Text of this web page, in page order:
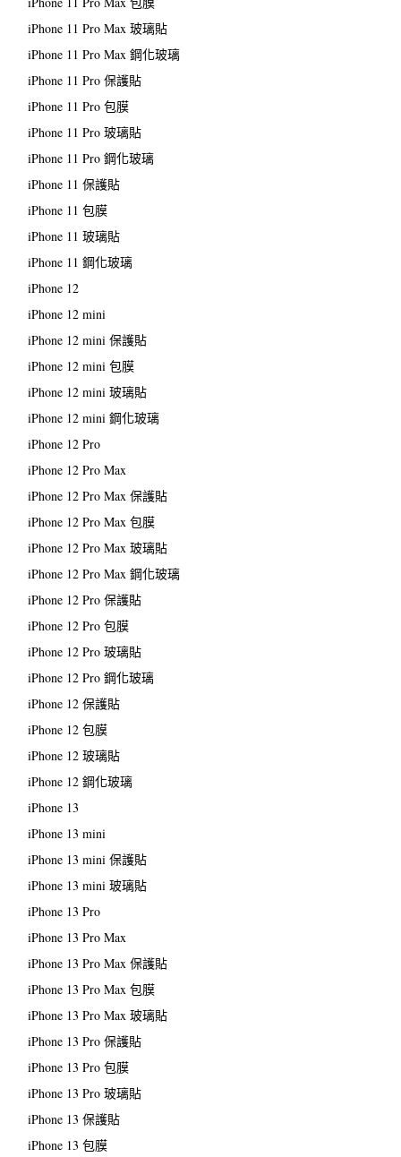
iPhone 11 Pro Max 玻璃貼
iPhone 11 Pro Max 鋼化玻璃
iPhone 11 Pro 保護貼
iPhone 11 Pro 包膜
iPhone 11 Pro 玻璃貼
iPhone 11 Pro 鋼化玻璃
iPhone 11 保護貼
iPhone 11 包膜
iPhone 11 玻璃貼
iPhone 11 鋼化玻璃
iPhone 12
iPhone 12 mini
iPhone 12 mini 保護貼
iPhone 12 mini 包膜
iPhone 12 mini 玻璃貼
iPhone 12 mini 鋼化玻璃
iPhone 12 Pro
iPhone 12 Pro Max
iPhone 12 Pro Max 保護貼
iPhone 12 Pro Max 包膜
iPhone 12 Pro Max 玻璃貼
iPhone 12 Pro Max 鋼化玻璃
iPhone 12 Pro 保護貼
iPhone 12 Pro 包膜
iPhone 12 Pro 玻璃貼
iPhone 12 Pro 鋼化玻璃
iPhone 12 保護貼
iPhone 12 包膜
iPhone 12 玻璃貼
iPhone 12 鋼化玻璃
iPhone 13
iPhone 13 mini
iPhone 13 mini 保護貼
iPhone 13 mini 玻璃貼
iPhone 13 Pro
iPhone 13 Pro Max
iPhone 13 Pro Max 保護貼
iPhone 13 Pro Max 包膜
iPhone 13 Pro Max 玻璃貼
iPhone 13 Pro 保護貼
iPhone 13 Pro 包膜
iPhone 13 Pro 玻璃貼
iPhone 13 保護貼
iPhone 13 包膜